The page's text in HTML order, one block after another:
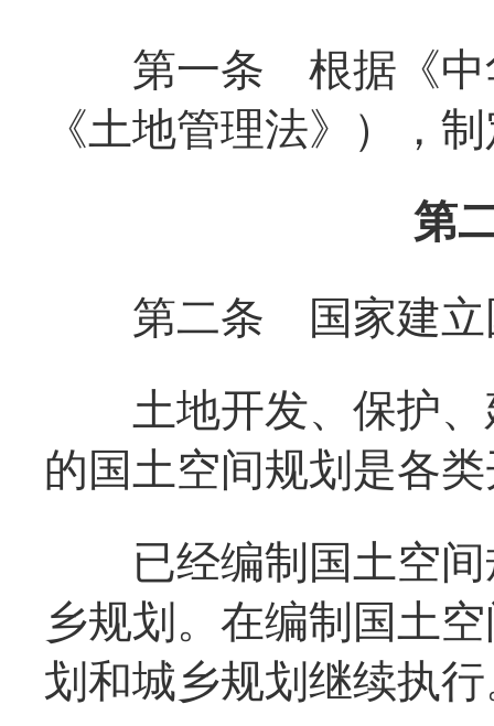
第一条 根据《中
《土地管理法》），
第
第二条 国家建立
土地开发、保护、
的国土空间规划是各
已经编制国土空间
乡规划。在编制国土
划和城乡规划继续执